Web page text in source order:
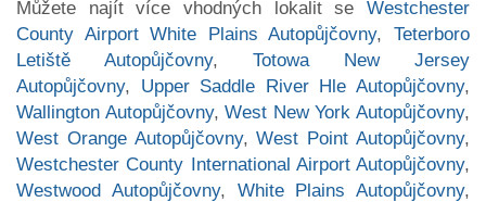
Můžete najít více vhodných lokalit se Westchester
County Airport White Plains Autopůjčovny,Teterboro
Letiště Autopůjčovny, Totowa New Jersey
Autopůjčovny, Upper Saddle River Hle Autopůjčovny,
Wallington Autopůjčovny,West New York Autopůjčovny,
West Orange Autopůjčovny,West Point Autopůjčovny,
Westchester County International Airport Autopůjčovny,
Westwood Autopůjčovny, White Plains Autopůjčovny,